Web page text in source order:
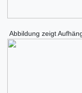
Abbildung zeigt